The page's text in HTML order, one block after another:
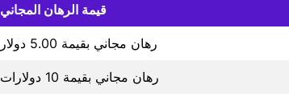
قيمة الرهان المجاني
رهان مجاني بقيمة 5.00 دولار
رهان مجاني بقيمة 10 دولارات